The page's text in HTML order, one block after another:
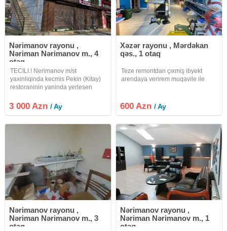
Nərimanov rayonu ,
Nəriman Nərimanov m., 4
otaq
TECILI.! Nerimanov m/st
yaxinliqinda kecmis Pekin (Kitay)
restoraninin yaninda yerlesen
icareye verilir obyekt obyekt
evveller sirniyyat evi kimi fealiyyet
3 000 Azn/ Ay
Xəzər rayonu , Mərdəkan
qəs., 1 otaq
Teze remontdan çıxmiş ibyekt
arendaya verirem muqavile ile
600 Azn/ Ay
Nərimanov rayonu ,
Nəriman Nərimanov m., 3
otaq
Nərimanov rayonu ,
Nəriman Nərimanov m., 1
otaq